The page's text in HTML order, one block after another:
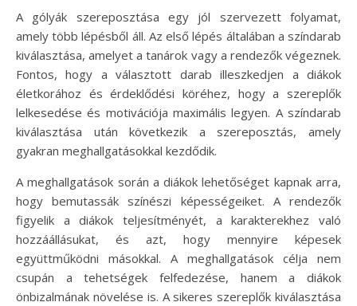
A gólyák szereposztása egy jól szervezett folyamat,
amely több lépésből áll. Az első lépés általában a színdarab
kiválasztása, amelyet a tanárok vagy a rendezők végeznek.
Fontos, hogy a választott darab illeszkedjen a diákok
életkorához és érdeklődési köréhez, hogy a szereplők
lelkesedése és motivációja maximális legyen. A színdarab
kiválasztása után következik a szereposztás, amely
gyakran meghallgatásokkal kezdődik.
A meghallgatások során a diákok lehetőséget kapnak arra,
hogy bemutassák színészi képességeiket. A rendezők
figyelik a diákok teljesítményét, a karakterekhez való
hozzáállásukat, és azt, hogy mennyire képesek
együttműködni másokkal. A meghallgatások célja nem
csupán a tehetségek felfedezése, hanem a diákok
önbizalmának növelése is. A sikeres szereplők kiválasztása